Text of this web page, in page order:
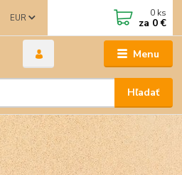
Menu
EUR
Hľadať
0 ks
za 0 €